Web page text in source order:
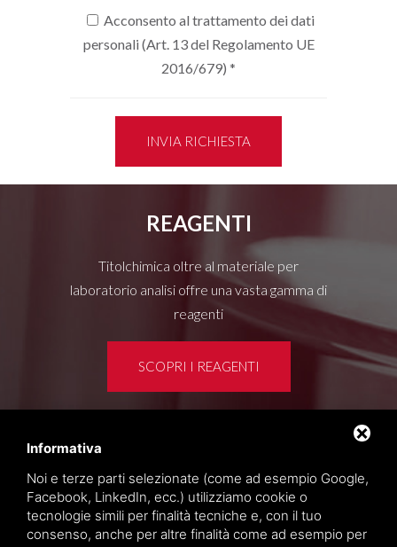
Acconsento al trattamento dei dati
personali (Art. 13 del Regolamento UE
2016/679) *
INVIA RICHIESTA
REAGENTI
Titolchimica oltre al materiale per
laboratorio analisi offre una vasta gamma di
reagenti
SCOPRI I REAGENTI
Informativa
Noi e terze parti selezionate (come ad esempio Google,
Facebook, LinkedIn, ecc.) utilizziamo cookie o
tecnologie simili per finalità tecniche e, con il tuo
consenso, anche per altre finalità come ad esempio per
Area clienti
Privacy policy
Sitemap